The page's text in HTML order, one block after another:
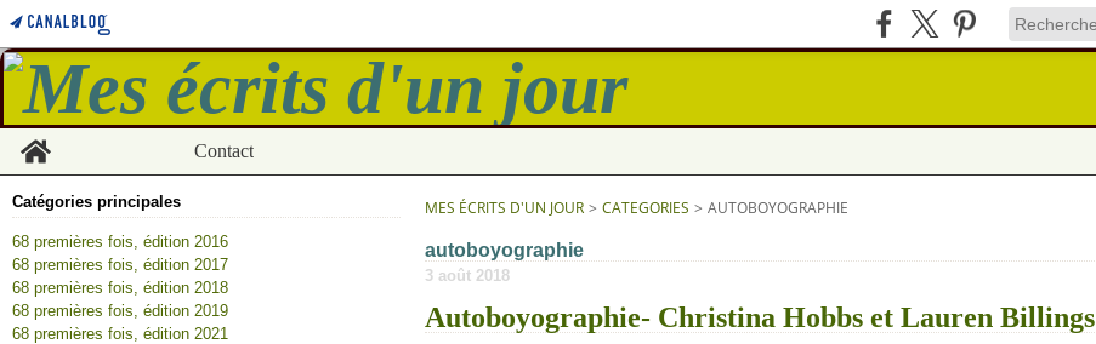
Home
Contact
Catégories principales
68 premières fois, édition 2016
68 premières fois, édition 2017
68 premières fois, édition 2018
68 premières fois, édition 2019
68 premières fois, édition 2021
MES ÉCRITS D'UN JOUR > CATEGORIES > AUTOBOYOGRAPHIE
autoboyographie
3 août 2018
Autoboyographie- Christina Hobbs et Lauren Billings